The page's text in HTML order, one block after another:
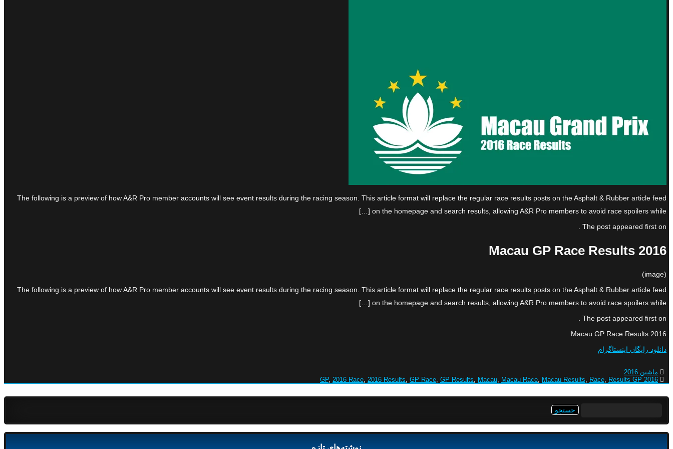
The following is a preview of how A&R Pro member accounts will see event results during the racing season. This article format will replace the regular race results posts on the Asphalt & Rubber article feed
on the homepage and search results, allowing A&R Pro members to avoid race spoilers while […]
The post appeared first on .
2016 Macau GP Race Results
(image)
The following is a preview of how A&R Pro member accounts will see event results during the racing season. This article format will replace the regular race results posts on the Asphalt & Rubber article feed
on the homepage and search results, allowing A&R Pro members to avoid race spoilers while […]
The post appeared first on .
2016 Macau GP Race Results
دانلود رایگان اینستاگرام
ماشین 2016
2016 GP
, 2016 Race, 2016 Results, GP Race, GP Results, Macau, Macau Race, Macau Results, Race, Results GP